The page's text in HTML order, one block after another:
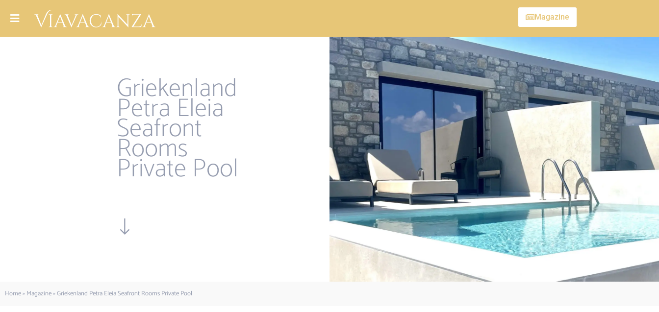
Magazine
Griekenland
Petra Eleia
Seafront
Rooms
Private Pool
Home»Magazine»Griekenland Petra Eleia Seafront Rooms Private Pool